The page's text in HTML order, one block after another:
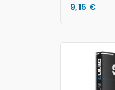
9,15 €